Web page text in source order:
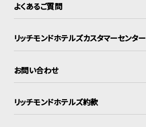
よくあるご質問
リッチモンドホテルズカスタマーセンター
お問い合わせ
リッチモンドホテルズ約款